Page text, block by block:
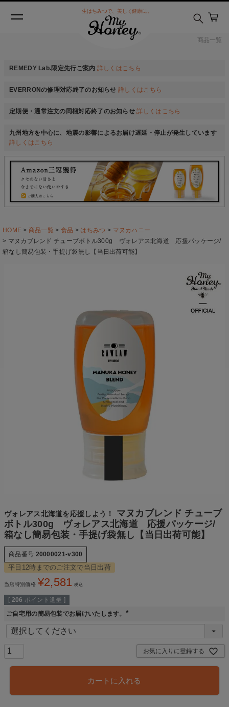
商品一覧
生はちみつで、美しく健康に。
REMEDY Lab.限定先行ご案内 詳しくはこちら
EVERRONの修理対応終了のお知らせ 詳しくはこちら
定期便・通常注文の同梱対応終了のお知らせ 詳しくはこちら
九州地方を中心に、地震の影響によるお届け遅延・停止が発生しています
詳しくはこちら
HOME 商品一覧 食品 はちみつ
マヌカハニー
マヌカブレンド チューブボトル300g ヴォレアス北海道 応援パッケージ/
箱なし簡易包装・手提げ袋無し【当日出荷可能】
ヴォレアス北海道を応援しよう！
マヌカブレンド チューブ
ボトル300g ヴォレアス北海道 応援パッケージ/
箱なし簡易包装・手提げ袋無し【当日出荷可能】
商品番号 20000021-v300
平日12時までのご注文で当日出荷
当店特別価格 ¥2,581 税込
[ 206 ポイント進呈 ]
ご自宅用の簡易包装でお届けいたします。
必
)
お気に入りに登録する
カートに入れる